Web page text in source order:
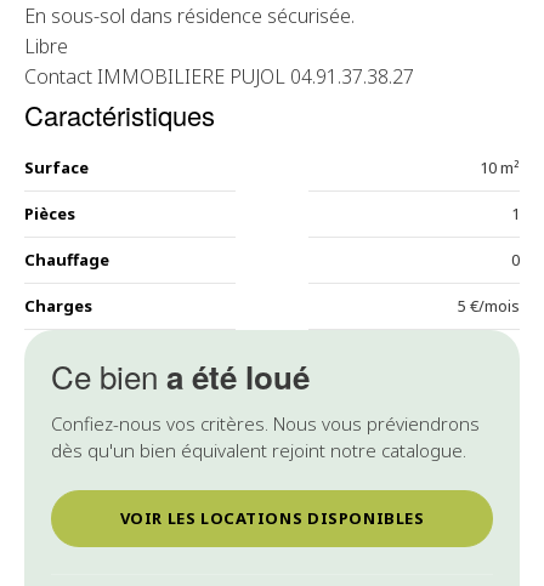
Ce bien a été loué
Confiez-nous vos critères. Nous vous préviendrons
dès qu'un bien équivalent rejoint notre catalogue.
VOIR LES LOCATIONS DISPONIBLES
En sous-sol dans résidence sécurisée.
Libre
Contact IMMOBILIERE PUJOL 04.91.37.38.27
Caractéristiques
Surface 10 m²
Pièces 1
Chauffage 0
Charges 5 €/mois